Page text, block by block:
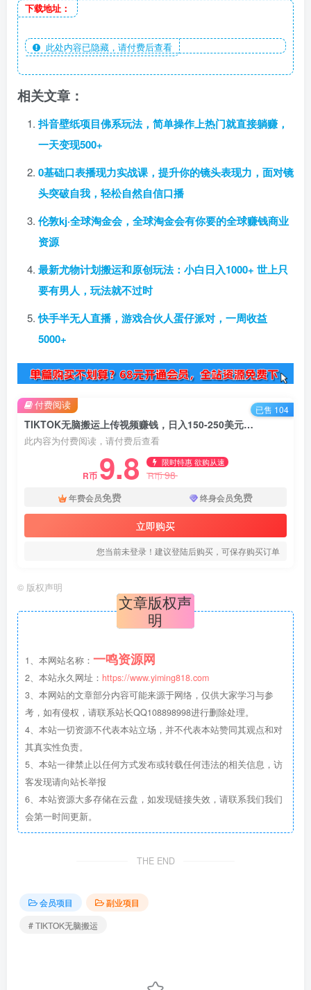
下载地址：
此处内容已隐藏，请付费后查看
相关文章：
抖音壁纸项目佛系玩法，简单操作上热门就直接躺赚，
一天变现500+
0基础口表播‬现力实战课，提升你的镜头表现力，面对镜
头突破自我，轻松自然自信口播
伦敦kj·全球淘金会，全球淘金会有你要的全球赚钱商业
资源
最新尤物计划搬运和原创玩法：小白日入1000+ 世上只
要有男人，玩法就不过时
快手半无人直播，游戏合伙人蛋仔派对，一周收益
5000+
TIKTOK无脑搬运上传视频赚钱，日入150-250美元，小白可做（2节视频课）
此内容为付费阅读，请付费后查看
R币 9.8 限时特惠 欲购从速
R币98
年费会员免费 终身会员免费
立即购买
您当前未登录！建议登陆后购买，可保存购买订单
付费阅读 已售 104
© 版权声明
文章版权声
明
1、本网站名称： 一鸣资源网
2、本站永久网址： https://www.yiming818.com
3、本网站的文章部分内容可能来源于网络，仅供大家学习与参
考，如有侵权，请联系站长QQ108898998进行删除处理。
4、本站一切资源不代表本站立场，并不代表本站赞同其观点和对
其真实性负责。
5、本站一律禁止以任何方式发布或转载任何违法的相关信息，访
客发现请向站长举报
6、本站资源大多存储在云盘，如发现链接失效，请联系我们我们
会第一时间更新。
THE END
会员项目
副业项目
# TIKTOK无脑搬运